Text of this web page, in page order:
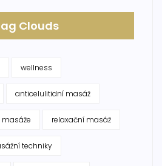
Clouds
wellness
anticelulitidní masáž
relaxační masáž
techniky